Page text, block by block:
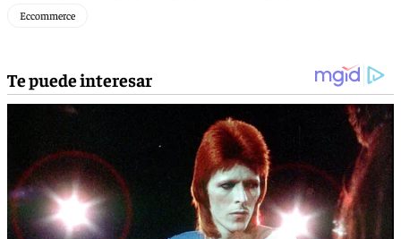
Eccommerce